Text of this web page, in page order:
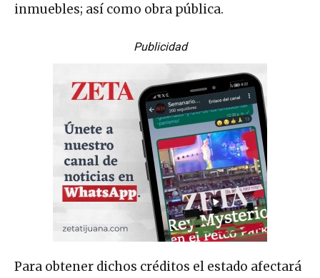
inmuebles; así como obra pública.
Publicidad
Para obtener dichos créditos el estado afectará